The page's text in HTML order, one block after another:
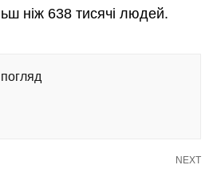
ніж 638 тисячі людей.
NEXT